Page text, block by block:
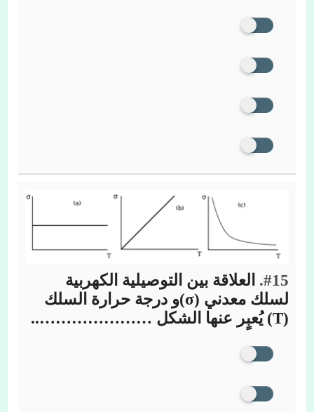
#15.
العلاقة بين التوصيلية الكهربية
لسلك معدني (σ)و درجة حرارة السلك
(T) يُعبٍر عنها الشكل …………………..